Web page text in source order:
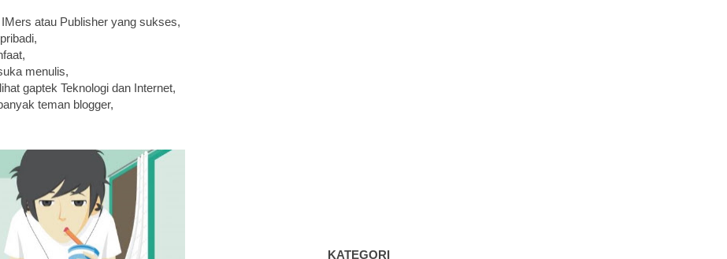
atau Publisher yang sukses,
menulis,
gaptek Teknologi dan Internet,
teman blogger,
KATEGORI